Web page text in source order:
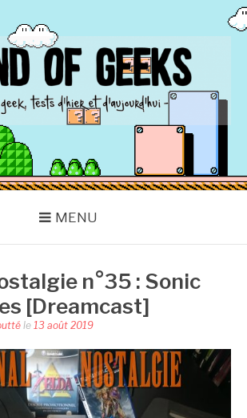
GEEKS
MENU
n°35 : Sonic
[Dreamcast]
le 13 août 2019